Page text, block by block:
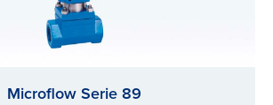
Microflow Serie 89